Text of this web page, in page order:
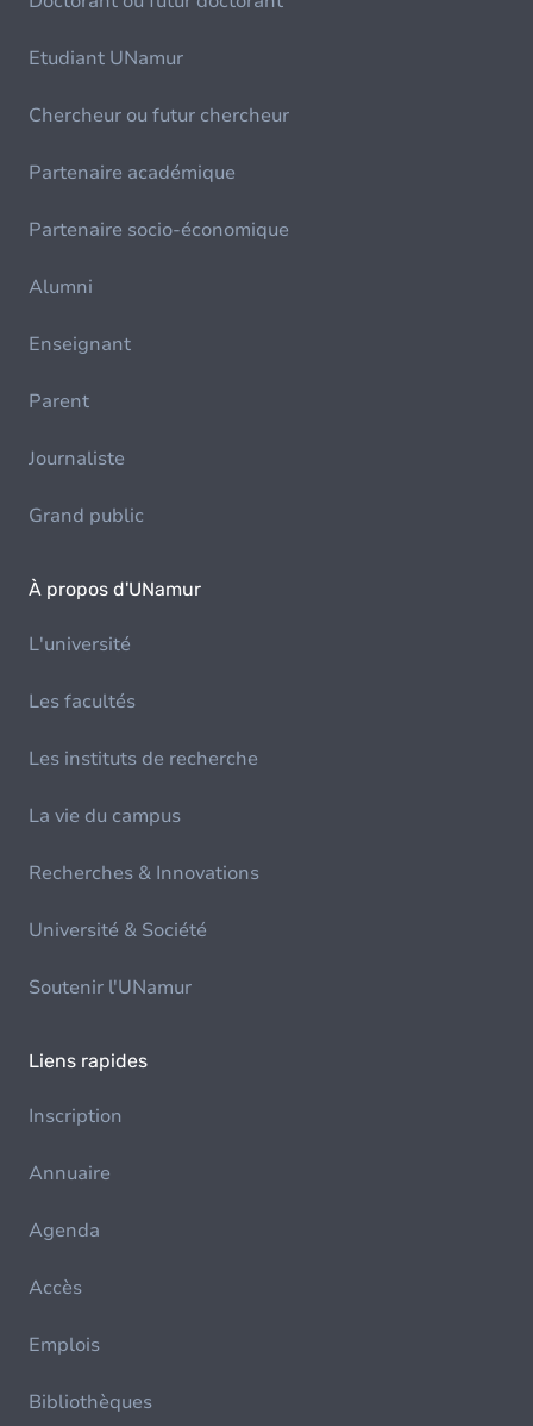
Etudiant UNamur
Chercheur ou futur chercheur
Partenaire académique
Partenaire socio-économique
Alumni
Enseignant
Parent
Journaliste
Grand public
À propos d'UNamur
L'université
Les facultés
Les instituts de recherche
La vie du campus
Recherches & Innovations
Université & Société
Soutenir l'UNamur
Liens rapides
Inscription
Annuaire
Agenda
Accès
Emplois
Bibliothèques